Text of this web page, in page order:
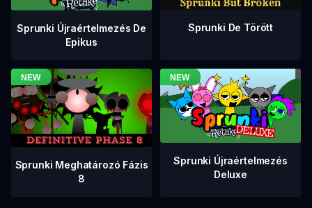
Sprunki Újraértelmezés De
Epikus
Sprunki De Törött
Sprunki Meghatározó Fázis
8
Sprunki Újraértelmezés
Deluxe